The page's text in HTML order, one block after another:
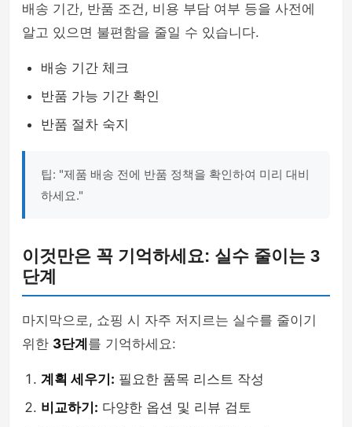
배송 기간, 반품 조건, 비용 부담 여부 등을 사전에
알고 있으면 불편함을 줄일 수 있습니다.
배송 기간 체크
반품 가능 기간 확인
반품 절차 숙지
팁: "제품 배송 전에 반품 정책을 확인하여 미리 대비
하세요."
이것만은 꼭 기억하세요: 실수 줄이는 3
단계
마지막으로, 쇼핑 시 자주 저지르는 실수를 줄이기
위한 3단계 를 기억하세요:
계획 세우기: 필요한 품목 리스트 작성
비교하기: 다양한 옵션 및 리뷰 검토